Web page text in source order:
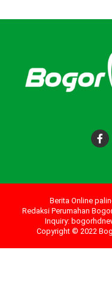
Berita Online
Redaksi Perumahan
Inquiry:
Copyright © 2022